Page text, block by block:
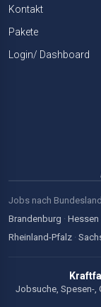
Kontakt
Pakete
Login/ Dashboard
Jobs nach
Brandenburg · Hessen
Rheinland-Pfalz ·
Jobsuche, Spesen-,